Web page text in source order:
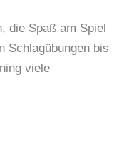
die Spaß am Spiel
Schlagübungen bis
viele